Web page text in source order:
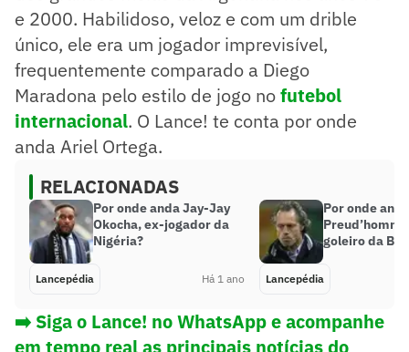
e 2000. Habilidoso, veloz e com um drible
único, ele era um jogador imprevisível,
frequentemente comparado a Diego
Maradona pelo estilo de jogo nofutebol
internacional. O Lance! te conta por onde
anda Ariel Ortega.
RELACIONADAS
Por onde anda Jay-Jay
Okocha, ex-jogador da
Nigéria?
Lancepédia Há 1 ano
Por onde
goleiro da
Lancepédia
➡️ Siga o Lance! no WhatsApp e acompanhe
em tempo real as principais notícias do